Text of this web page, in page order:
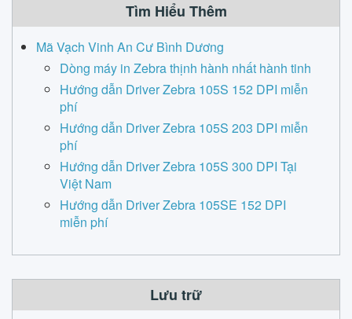
Tìm Hiểu Thêm
Mã Vạch Vinh An Cư Bình Dương
Dòng máy in Zebra thịnh hành nhất hành tinh
Hướng dẫn Driver Zebra 105S 152 DPI miễn
phí
Hướng dẫn Driver Zebra 105S 203 DPI miễn
phí
Hướng dẫn Driver Zebra 105S 300 DPI Tại
Việt Nam
Hướng dẫn Driver Zebra 105SE 152 DPI
miễn phí
Lưu trữ